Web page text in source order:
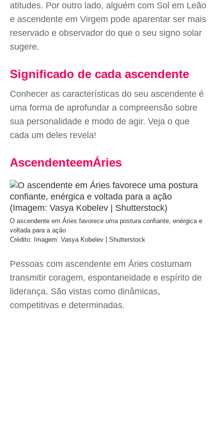
atitudes. Por outro lado, alguém com Sol em Leão
e ascendente em Virgem pode aparentar ser mais
reservado e observador do que o seu signo solar
sugere.
Significado de cada ascendente
Conhecer as características do seu ascendente é
uma forma de aprofundar a compreensão sobre
sua personalidade e modo de agir. Veja o que
cada um deles revela!
AscendenteemÁries
O ascendente em Áries favorece uma postura confiante, enérgica e
voltada para a ação
Crédito: Imagem: Vasya Kobelev | Shutterstock
Pessoas com ascendente em Áries costumam
transmitir coragem, espontaneidade e espírito de
liderança. São vistas como dinâmicas,
competitivas e determinadas.